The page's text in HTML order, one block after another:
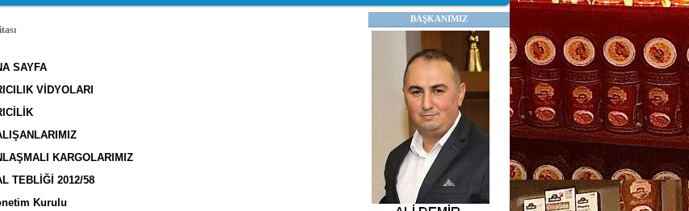
SAYFA
VİDYOLARI
KARGOLARIMIZ
TEBLİĞİ 2012/58
Kurulu
BAŞKANIMIZ